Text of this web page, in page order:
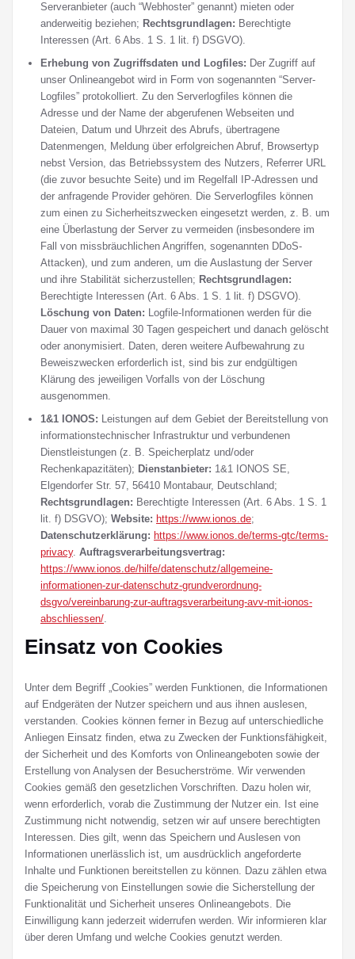
Serveranbieter (auch “Webhoster” genannt) mieten oder
anderweitig beziehen; Rechtsgrundlagen: Berechtigte
Interessen (Art. 6 Abs. 1 S. 1 lit. f) DSGVO).
Erhebung von Zugriffsdaten und Logfiles: Der Zugriff auf
unser Onlineangebot wird in Form von sogenannten “Server-
Logfiles” protokolliert. Zu den Serverlogfiles können die
Adresse und der Name der abgerufenen Webseiten und
Dateien, Datum und Uhrzeit des Abrufs, übertragene
Datenmengen, Meldung über erfolgreichen Abruf, Browsertyp
nebst Version, das Betriebssystem des Nutzers, Referrer URL
(die zuvor besuchte Seite) und im Regelfall IP-Adressen und
der anfragende Provider gehören. Die Serverlogfiles können
zum einen zu Sicherheitszwecken eingesetzt werden, z. B. um
eine Überlastung der Server zu vermeiden (insbesondere im
Fall von missbräuchlichen Angriffen, sogenannten DDoS-
Attacken), und zum anderen, um die Auslastung der Server
und ihre Stabilität sicherzustellen; Rechtsgrundlagen:
Berechtigte Interessen (Art. 6 Abs. 1 S. 1 lit. f) DSGVO).
Löschung von Daten: Logfile-Informationen werden für die
Dauer von maximal 30 Tagen gespeichert und danach gelöscht
oder anonymisiert. Daten, deren weitere Aufbewahrung zu
Beweiszwecken erforderlich ist, sind bis zur endgültigen
Klärung des jeweiligen Vorfalls von der Löschung
ausgenommen.
1&1 IONOS: Leistungen auf dem Gebiet der Bereitstellung von
informationstechnischer Infrastruktur und verbundenen
Dienstleistungen (z. B. Speicherplatz und/oder
Rechenkapazitäten); Dienstanbieter: 1&1 IONOS SE,
Elgendorfer Str. 57, 56410 Montabaur, Deutschland;
Rechtsgrundlagen: Berechtigte Interessen (Art. 6 Abs. 1 S. 1
lit. f) DSGVO); Website: https://www.ionos.de;
Datenschutzerklärung: https://www.ionos.de/terms-gtc/terms-
privacy. Auftragsverarbeitungsvertrag:
https://www.ionos.de/hilfe/datenschutz/allgemeine-
informationen-zur-datenschutz-grundverordnung-
dsgvo/vereinbarung-zur-auftragsverarbeitung-avv-mit-ionos-
abschliessen/.
Einsatz von Cookies
Unter dem Begriff „Cookies” werden Funktionen, die Informationen
auf Endgeräten der Nutzer speichern und aus ihnen auslesen,
verstanden. Cookies können ferner in Bezug auf unterschiedliche
Anliegen Einsatz finden, etwa zu Zwecken der Funktionsfähigkeit,
der Sicherheit und des Komforts von Onlineangeboten sowie der
Erstellung von Analysen der Besucherströme. Wir verwenden
Cookies gemäß den gesetzlichen Vorschriften. Dazu holen wir,
wenn erforderlich, vorab die Zustimmung der Nutzer ein. Ist eine
Zustimmung nicht notwendig, setzen wir auf unsere berechtigten
Interessen. Dies gilt, wenn das Speichern und Auslesen von
Informationen unerlässlich ist, um ausdrücklich angeforderte
Inhalte und Funktionen bereitstellen zu können. Dazu zählen etwa
die Speicherung von Einstellungen sowie die Sicherstellung der
Funktionalität und Sicherheit unseres Onlineangebots. Die
Einwilligung kann jederzeit widerrufen werden. Wir informieren klar
über deren Umfang und welche Cookies genutzt werden.